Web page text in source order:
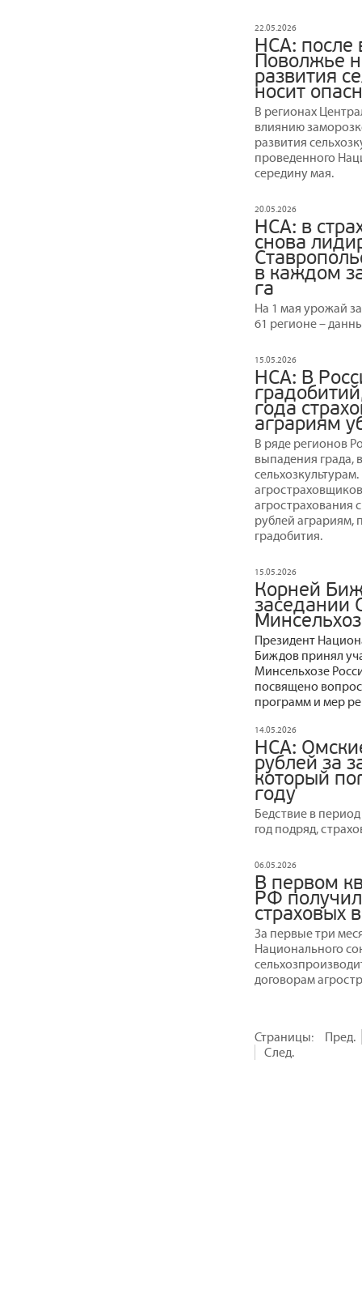
22.05.2026
НСА: после
Поволжье
развития
носит
В регионах
влиянию
развития
проведенного
середину мая.
20.05.2026
НСА: в
снова
в каждом
га
На 1 мая урожай
61 регионе –
15.05.2026
НСА: В
года
аграриям
В ряде регионов
выпадения града,
агрострахования
рублей аграриям,
градобития.
15.05.2026
Корней
заседании
Президент
Биждов принял
Минсельхозе
посвящено
программ и мер
14.05.2026
НСА:
рублей за
который
году
Бедствие в
год подряд,
06.05.2026
В первом
РФ
страховых
За первые три
Национального
договорам
Страницы:
Пред.
След.